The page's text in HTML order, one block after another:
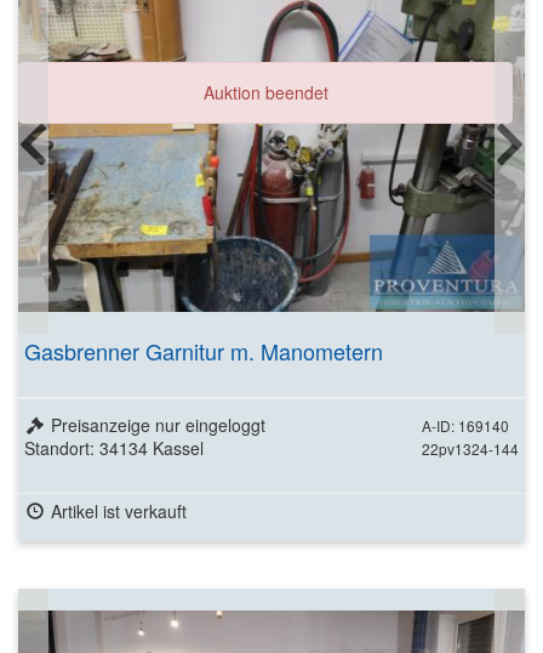
Auktion beendet
Gasbrenner Garnitur m. Manometern
A-ID: 169140
22pv1324-144
Preisanzeige nur eingeloggt
Standort: 34134 Kassel
Artikel ist verkauft